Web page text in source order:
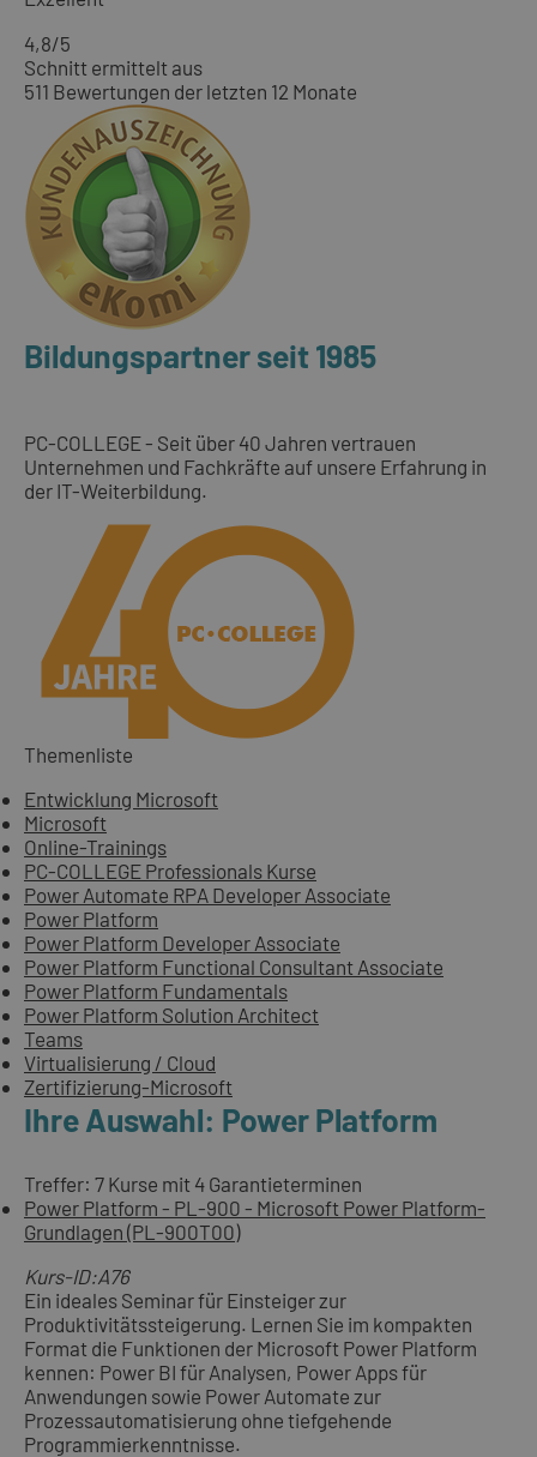
4,8/5
Schnitt ermittelt aus
511 Bewertungen der letzten 12 Monate
Bildungspartner seit 1985
PC-COLLEGE - Seit über 40 Jahren vertrauen
Unternehmen und Fachkräfte auf unsere Erfahrung in
der IT-Weiterbildung.
Themenliste
Entwicklung Microsoft
Microsoft
Online-Trainings
PC-COLLEGE Professionals Kurse
Power Automate RPA Developer Associate
Power Platform
Power Platform Developer Associate
Power Platform Functional Consultant Associate
Power Platform Fundamentals
Power Platform Solution Architect
Teams
Virtualisierung / Cloud
Zertifizierung-Microsoft
Ihre Auswahl: Power Platform
Treffer: 7 Kurse mit 4 Garantieterminen
Power Platform - PL-900 - Microsoft Power Platform-
Grundlagen (PL-900T00)
Kurs-ID:A76
Ein ideales Seminar für Einsteiger zur
Produktivitätssteigerung. Lernen Sie im kompakten
Format die Funktionen der Microsoft Power Platform
kennen: Power BI für Analysen, Power Apps für
Anwendungen sowie Power Automate zur
Prozessautomatisierung ohne tiefgehende
Programmierkenntnisse.